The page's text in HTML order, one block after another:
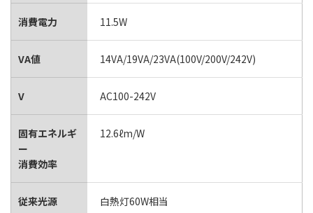
消費電力 11.5W
VA値 14VA/19VA/23VA(100V/200V/242V)
V AC100-242V
固有エネルギ
ー
消費効率
12.6ℓm/W
従来光源 白熱灯60W相当